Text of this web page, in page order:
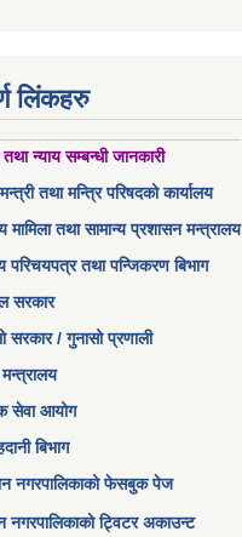
लिंकहरु
तथा न्याय सम्बन्धी जानकारी
तथा मन्त्रि परिषदको कार्यालय
मामिला तथा सामान्य प्रशासन मन्त्रालय
परिचयपत्र तथा पन्जिकरण बिभाग
सरकार
सरकार / गुनासो प्रणाली
सेवा आयोग
बिभाग
नगरपालिकाको फेसबुक पेज
नगरपालिकाको ट्विटर अकाउन्ट